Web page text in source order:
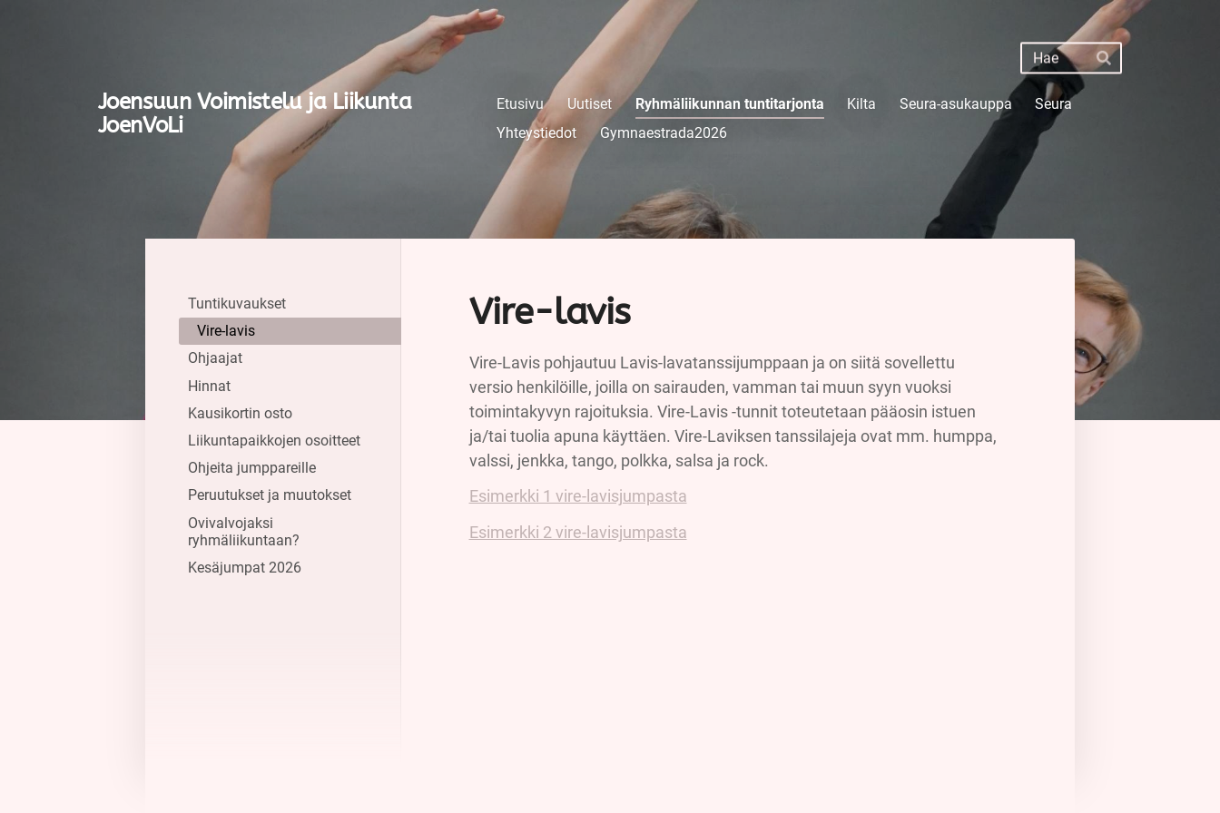
Haku
Hae
Joensuun Voimistelu ja Liikunta
JoenVoLi
Etusivu Uutiset Ryhmäliikunnan tuntitarjonta Kilta Seura-asukauppa
Seura
Yhteystiedot
Gymnaestrada2026
Tuntikuvaukset
Vire-lavis
Ohjaajat
Hinnat
Kausikortin osto
Liikuntapaikkojen osoitteet
Ohjeita jumppareille
Peruutukset ja muutokset
Ovivalvojaksi
ryhmäliikuntaan?
Kesäjumpat 2026
Vire-lavis
Vire-Lavis pohjautuu Lavis-lavatanssijumppaan ja on siitä sovellettu
versio henkilöille, joilla on sairauden, vamman tai muun syyn vuoksi
toimintakyvyn rajoituksia. Vire-Lavis -tunnit toteutetaan pääosin istuen
ja/tai tuolia apuna käyttäen. Vire-Laviksen tanssilajeja ovat mm. humppa,
valssi, jenkka, tango, polkka, salsa ja rock.
Esimerkki 1 vire-lavisjumpasta
Esimerkki 2 vire-lavisjumpasta